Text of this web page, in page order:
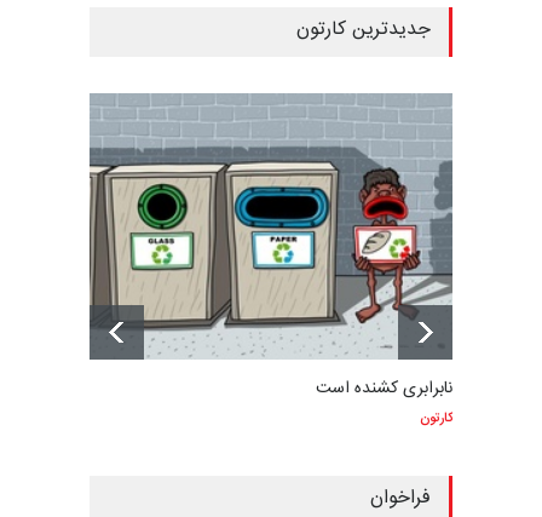
جدیدترین کارتون
نابرابری کشنده است
کارتون
فراخوان